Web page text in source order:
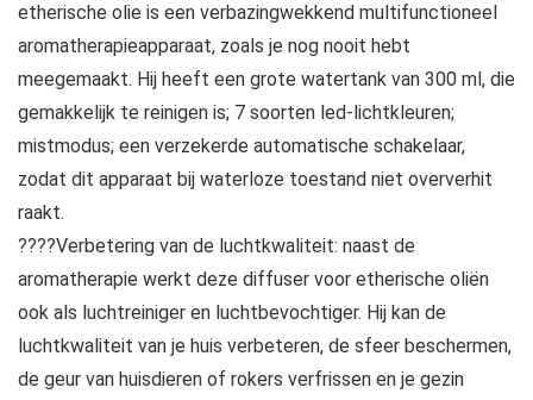
etherische olie is een verbazingwekkend multifunctioneel
aromatherapieapparaat, zoals je nog nooit hebt
meegemaakt. Hij heeft een grote watertank van 300 ml, die
gemakkelijk te reinigen is; 7 soorten led-lichtkleuren;
mistmodus; een verzekerde automatische schakelaar,
zodat dit apparaat bij waterloze toestand niet oververhit
raakt.
????Verbetering van de luchtkwaliteit: naast de
aromatherapie werkt deze diffuser voor etherische oliën
ook als luchtreiniger en luchtbevochtiger. Hij kan de
luchtkwaliteit van je huis verbeteren, de sfeer beschermen,
de geur van huisdieren of rokers verfrissen en je gezin